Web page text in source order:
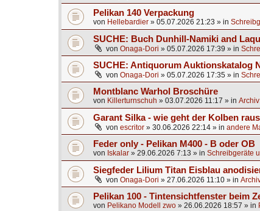
Pelikan 140 Verpackung
von Hellebardier » 05.07.2026 21:23 » in
SUCHE: Buch Dunhill-Namiki and
von Onaga-Dori » 05.07.2026 17:39 » in
SUCHE: Antiquorum Auktionskatalog
von Onaga-Dori » 05.07.2026 17:35 » in
Montblanc Warhol Broschüre
von Killerturnschuh » 03.07.2026 11:17 » in
Garant Silka - wie geht der Kolben
von escritor » 30.06.2026 22:14 » in andere
Feder only - Pelikan M400 - B oder OB
von Iskalar » 29.06.2026 7:13 » in Schreibgeräte
Siegfeder Lilium Titan Eisblau
von Onaga-Dori » 27.06.2026 11:10 » in
Pelikan 100 - Tintensichtfenster beim
von Pelikano Modell zwo » 26.06.2026 18:57 » in